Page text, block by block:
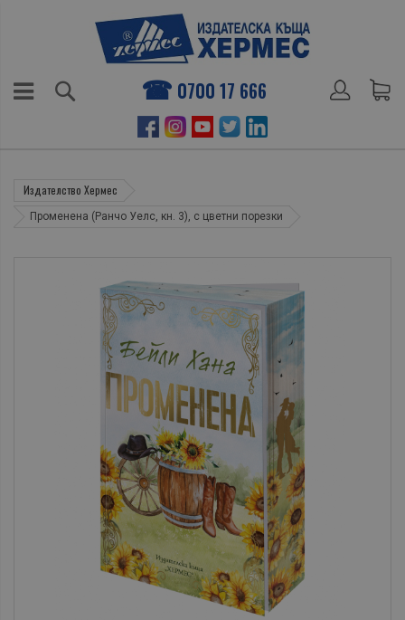
0700 17 666
Издателство Хермес
Променена (Ранчо Уелс, кн. 3), с цветни порезки